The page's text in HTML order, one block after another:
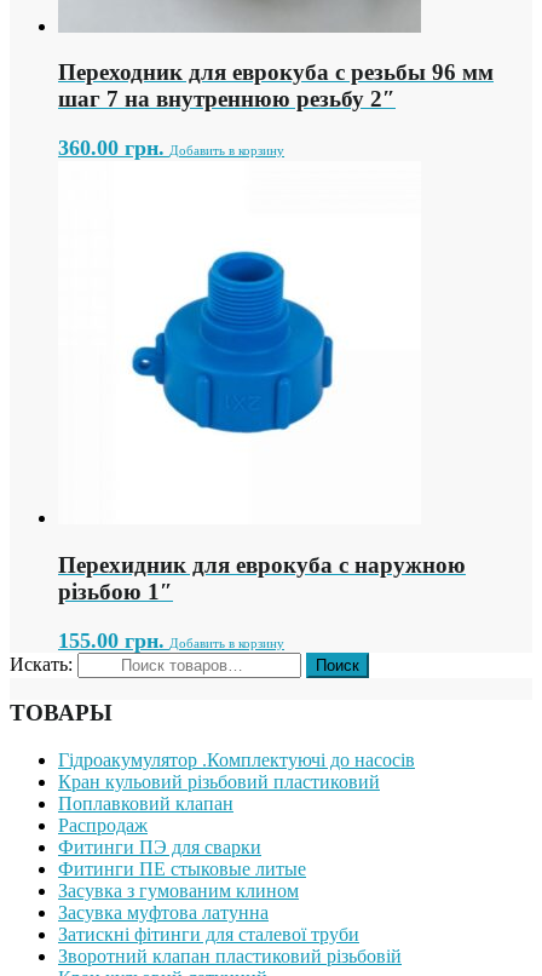
Переходник для еврокуба с резьбы 96 мм
шаг 7 на внутреннюю резьбу 2″
360.00 грн. Добавить в корзину
Перехидник для еврокуба с наружною
різьбою 1″
155.00 грн. Добавить в корзину
Искать:
ТОВАРЫ
Гідроакумулятор .Комплектуючі до насосів
Кран кульовий різьбовий пластиковий
Поплавковий клапан
Распродаж
Фитинги ПЭ для сварки
Фитинги ПЕ стыковые литые
Засувка з гумованим клином
Засувка муфтова латунна
Затискні фітинги для сталевої труби
Зворотний клапан пластиковий різьбовій